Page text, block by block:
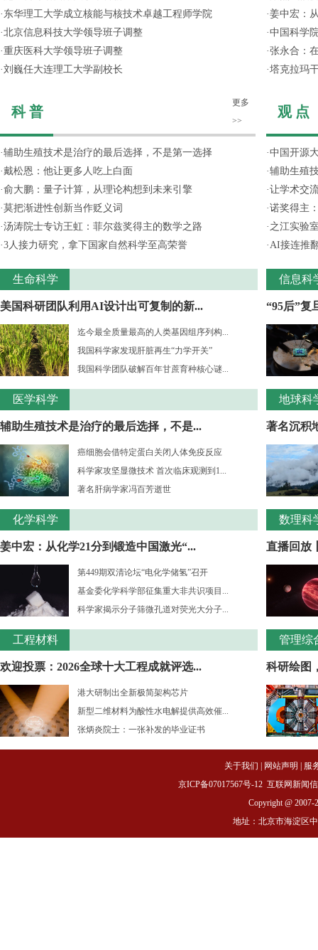
· 东华理工大学成立核能与核技术卓越工程师学院
·北京信息科技大学领导班子调整
·重庆医科大学领导班子调整
·刘巍任大连理工大学副校长
科 普
更多
>>
·辅助生殖技术是治疗的最后选择，不是第一选择
·戴松恩：他让更多人吃上白面
·俞大鹏：量子计算，从理论构想到未来引擎
·莫把渐进性创新当作贬义词
·汤涛院士专访王虹：菲尔兹奖得主的数学之路
·3人接力研究，拿下国家自然科学至高荣誉
生命科学
美国科研团队利用AI设计出可复制的新...
迄今最全质量最高的人类基因组序列构...
我国科学家发现肝脏再生“力学开关”
我国科学团队破解百年甘蔗育种核心谜...
医学科学
辅助生殖技术是治疗的最后选择，不是...
癌细胞会借特定蛋白关闭人体免疫反应
科学家攻坚显微技术 首次临床观测到1...
著名肝病学家冯百芳逝世
化学科学
姜中宏：从化学21分到锻造中国激光“...
第449期双清论坛“电化学储氢”召开
基金委化学科学部征集重大非共识项目...
科学家揭示分子筛微孔道对荧光大分子...
工程材料
欢迎投票：2026全球十大工程成就评选...
港大研制出全新极简架构芯片
新型二维材料为酸性水电解提供高效催...
张炳炎院士：一张补发的毕业证书
·姜中宏：
·中国科学
·张永合：
·塔克拉玛
观 点
·中国开源
·辅助生殖
·让学术交
·诺奖得主
· 之江实验
·AI接连推
信息科
“95后”复
地球科
著名沉积
数理科
直播回放
管理综
科研绘图
关于我们 网站声明
服
京ICP备07017567号-12 互联网新闻
Copyright @ 2007-
地址：北京市海淀区